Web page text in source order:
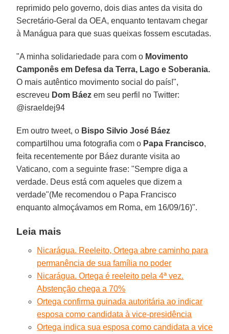
reprimido pelo governo, dois dias antes da visita do
Secretário-Geral da OEA, enquanto tentavam chegar
à Manágua para que suas queixas fossem escutadas.
"A minha solidariedade para com o Movimento
Camponês em Defesa da Terra, Lago e Soberania.
O mais autêntico movimento social do país!",
escreveu Dom Báez em seu perfil no Twitter:
@israeldej94
Em outro tweet, o Bispo Silvio José Báez
compartilhou uma fotografia com o Papa Francisco,
feita recentemente por Báez durante visita ao
Vaticano, com a seguinte frase: "Sempre diga a
verdade. Deus está com aqueles que dizem a
verdade"(Me recomendou o Papa Francisco
enquanto almoçávamos em Roma, em 16/09/16)".
Leia mais
Nicarágua. Reeleito, Ortega abre caminho para
permanência de sua família no poder
Nicarágua. Ortega é reeleito pela 4ª vez.
Abstenção chega a 70%
Ortega confirma guinada autoritária ao indicar
esposa como candidata à vice-presidência
Ortega indica sua esposa como candidata a vice